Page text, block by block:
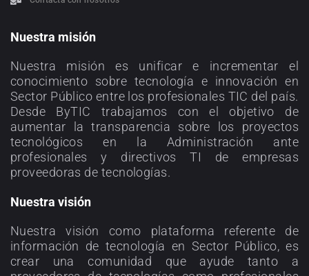
Nuestra misión
Nuestra misión es unificar e incrementar el
conocimiento sobre tecnología e innovación en
Sector Público entre los profesionales TIC del país.
Desde ByTIC trabajamos con el objetivo de
aumentar la transparencia sobre los proyectos
tecnológicos en la Administración ante
profesionales y directivos TI de empresas
proveedoras de tecnologías.
Nuestra visión
Nuestra visión como plataforma referente de
información de tecnología en Sector Público, es
crear una comunidad que ayude tanto a